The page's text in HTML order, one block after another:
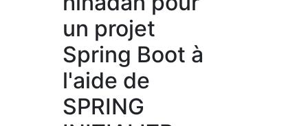
un projet
Spring Boot à
l'aide de
SPRING